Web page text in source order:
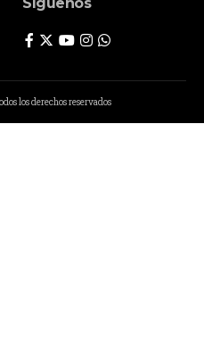
Síguenos
los derechos reservados